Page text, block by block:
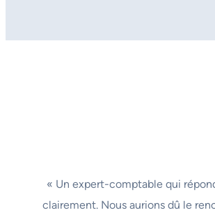
« Un expert-comptable qui
clairement. Nous aurions dû le